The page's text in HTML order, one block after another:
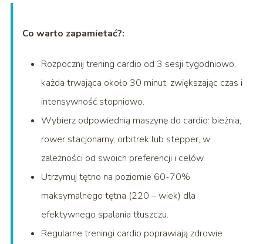
Co warto zapamietać?:
Rozpocznij trening cardio od 3 sesji tygodniowo,
każda trwająca około 30 minut, zwiększając czas i
intensywność stopniowo.
Wybierz odpowiednią maszynę do cardio: bieżnia,
rower stacjonarny, orbitrek lub stepper, w
zależności od swoich preferencji i celów.
Utrzymuj tętno na poziomie 60-70%
maksymalnego tętna (220 – wiek) dla
efektywnego spalania tłuszczu.
Regularne treningi cardio poprawiają zdrowie